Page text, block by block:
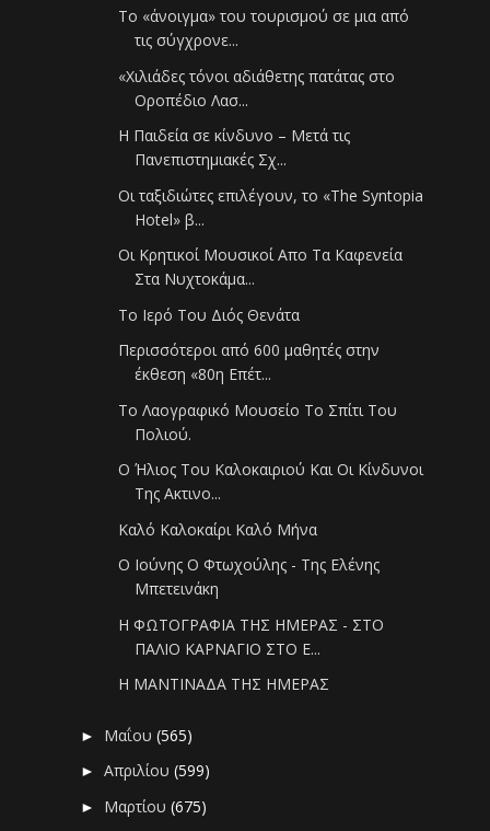
Το «άνοιγμα» του τουρισμού σε μια από
τις σύγχρονε...
«Χιλιάδες τόνοι αδιάθετης πατάτας στο
Οροπέδιο Λασ...
Η Παιδεία σε κίνδυνο – Μετά τις
Πανεπιστημιακές Σχ...
Οι ταξιδιώτες επιλέγουν, το «The Syntopia
Hotel» β...
Οι Κρητικοί Μουσικοί Απο Τα Καφενεία
Στα Νυχτοκάμα...
Το Ιερό Του Διός Θενάτα
Περισσότεροι από 600 μαθητές στην
έκθεση «80η Επέτ...
Tο Λαογραφικό Μουσείο Το Σπίτι Του
Πολιού.
Ο Ήλιος Του Καλοκαιριού Και Οι Κίνδυνοι
Της Ακτινο...
Καλό Καλοκαίρι Καλό Μήνα
Ο Ιούνης Ο Φτωχούλης - Της Ελένης
Μπετεινάκη
Η ΦΩΤΟΓΡΑΦΙΑ ΤΗΣ ΗΜΕΡΑΣ - ΣΤΟ
ΠΑΛΙΟ ΚΑΡΝΑΓΙΟ ΣΤΟ Ε...
Η ΜΑΝΤΙΝΑΔΑ ΤΗΣ ΗΜΕΡΑΣ
► Μαΐου(565)
►Απριλίου(599)
► Μαρτίου(675)